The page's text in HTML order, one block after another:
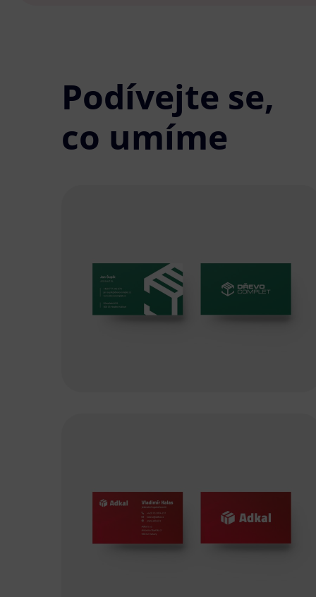
Podívejte se,
co umíme